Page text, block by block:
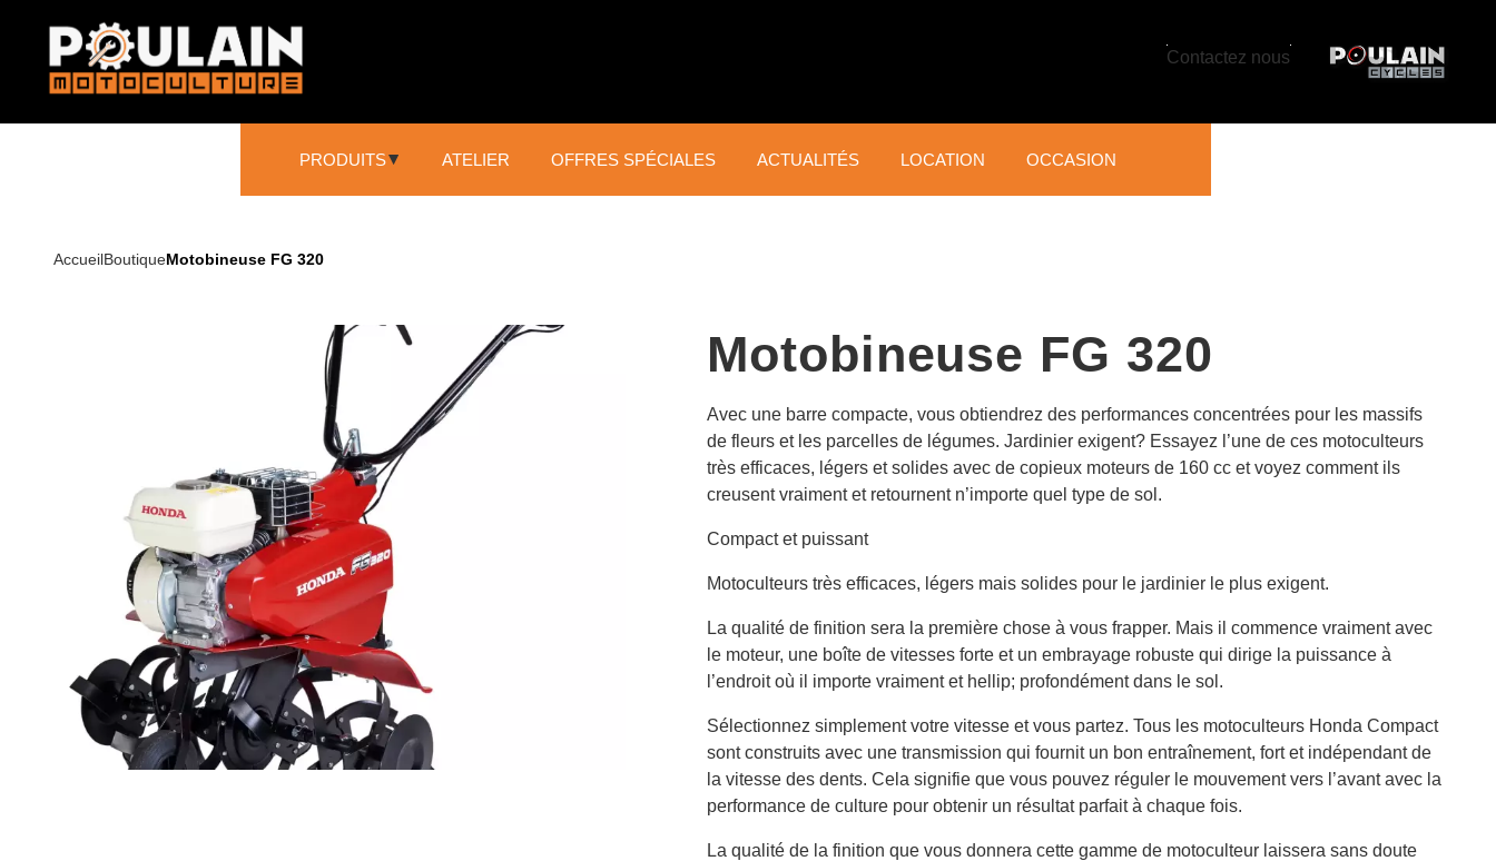
PRODUITS
Broyeur
Tondeuses Zéro Turn
Taille-haies
Scies d’éclaircissage
Motoculteurs et
motobineuses
de pelouse
NETTOYAGE
Nettoyeurs haute pression
Aspirateurs
ATELIER OFFRES SPÉCIALES ACTUALITÉS LOCATION OCCASION
Contactez nous
AccueilBoutiqueMotobineuse FG 320
Motobineuse FG 320
Avec une barre compacte, vous obtiendrez des performances concentrées pour les massifs
de fleurs et les parcelles de légumes. Jardinier exigent? Essayez l’une de ces motoculteurs
très efficaces, légers et solides avec de copieux moteurs de 160 cc et voyez comment ils
creusent vraiment et retournent n’importe quel type de sol.
Compact et puissant
Motoculteurs très efficaces, légers mais solides pour le jardinier le plus exigent.
La qualité de finition sera la première chose à vous frapper. Mais il commence vraiment avec
le moteur, une boîte de vitesses forte et un embrayage robuste qui dirige la puissance à
l’endroit où il importe vraiment et hellip; profondément dans le sol.
Sélectionnez simplement votre vitesse et vous partez. Tous les motoculteurs Honda Compact
sont construits avec une transmission qui fournit un bon entraînement, fort et indépendant de
la vitesse des dents. Cela signifie que vous pouvez réguler le mouvement vers l’avant avec la
performance de culture pour obtenir un résultat parfait à chaque fois.
La qualité de la finition que vous donnera cette gamme de motoculteur laissera sans doute